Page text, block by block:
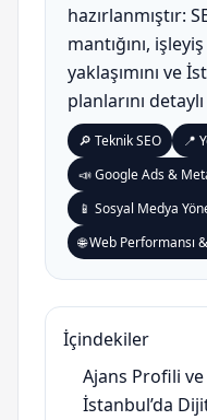
hazırlanmıştır:
mantığını,
yaklaşımını ve
planlarını
🔎 Teknik SEO
📍
📣 Google Ads &
📱 Sosyal Medya
🌐 Web Performansı
İçindekiler
Ajans Profili ve
İstanbul’da